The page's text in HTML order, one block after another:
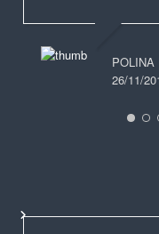
POLINA
26/11/